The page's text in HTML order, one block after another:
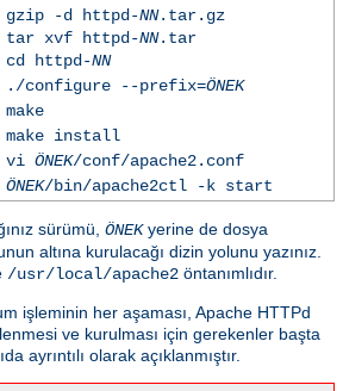
gzip -d httpd-NN.tar.gz
tar xvf httpd-NN.tar
cd httpd-NN
./configure --prefix=ÖNEK
make install
vi ÖNEK/conf/apache2.conf
ÖNEK/bin/apache2ctl -k start
sürümü, ÖNEKyerine de dosya
altına kurulacağı dizin yolunu yazınız.
/usr/local/apache2 öntanımlıdır.
işleminin her aşaması, Apache HTTPd
ve kurulması için gerekenler başta
ayrıntılı olarak açıklanmıştır.